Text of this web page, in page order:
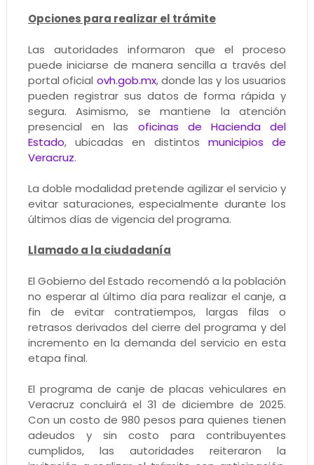
Opciones para realizar el trámite
Las autoridades informaron que el proceso
puede iniciarse de manera sencilla a través del
portal oficial ovh.gob.mx, donde las y los usuarios
pueden registrar sus datos de forma rápida y
segura. Asimismo, se mantiene la atención
presencial en las oficinas de Hacienda del
Estado, ubicadas en distintos municipios de
Veracruz.
La doble modalidad pretende agilizar el servicio y
evitar saturaciones, especialmente durante los
últimos días de vigencia del programa.
Llamado a la ciudadanía
El Gobierno del Estado recomendó a la población
no esperar al último día para realizar el canje, a
fin de evitar contratiempos, largas filas o
retrasos derivados del cierre del programa y del
incremento en la demanda del servicio en esta
etapa final.
El programa de canje de placas vehiculares en
Veracruz concluirá el 31 de diciembre de 2025.
Con un costo de 980 pesos para quienes tienen
adeudos y sin costo para contribuyentes
cumplidos, las autoridades reiteraron la